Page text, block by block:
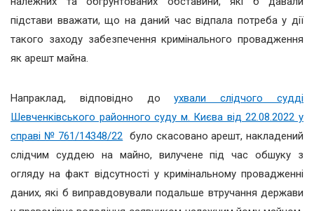
підстави вважати, що на даний час відпала потреба у дії
такого заходу забезпечення кримінального провадження
як арешт майна.
Напраклад, відповідно доухвали слідчого судді
Шевченківського районного суду м. Києва від 22.08.2022 у
справі № 761/14348/22 було скасовано арешт, накладений
слідчим суддею на майно, вилучене під час обшуку з
огляду на факт відсутності у кримінальному провадженні
даних, які б виправдовували подальше втручання держави